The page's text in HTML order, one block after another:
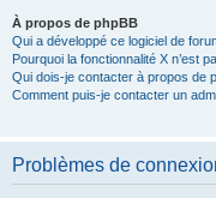
À propos de phpBB
Qui a développé ce logiciel de
Pourquoi la fonctionnalité X n’est
Qui dois-je contacter à propos de
Comment puis-je contacter un
Problèmes de